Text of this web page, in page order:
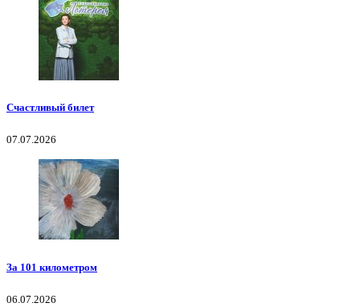
Счастливый билет
07.07.2026
За 101 километром
06.07.2026